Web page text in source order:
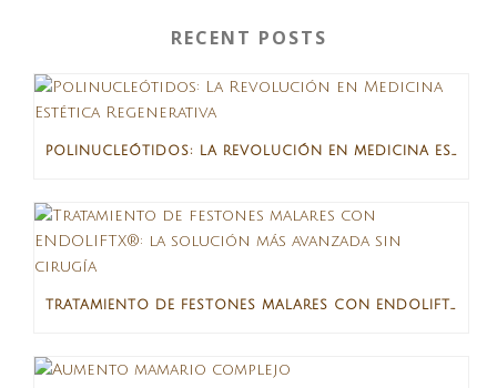
RECENT POSTS
POLINUCLEÓTIDOS: LA REVOLUCIÓN EN MEDICINA ESTÉTICA REGENERATIVA
TRATAMIENTO DE FESTONES MALARES CON ENDOLIFTX®: LA SOLUCIÓN MÁS AVANZADA SIN CIRUGÍA